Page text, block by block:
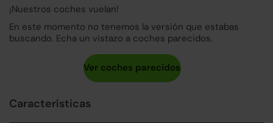
¡Nuestros coches vuelan!
En este momento no tenemos la versión que estabas
buscando. Echa un vistazo a coches parecidos.
Características